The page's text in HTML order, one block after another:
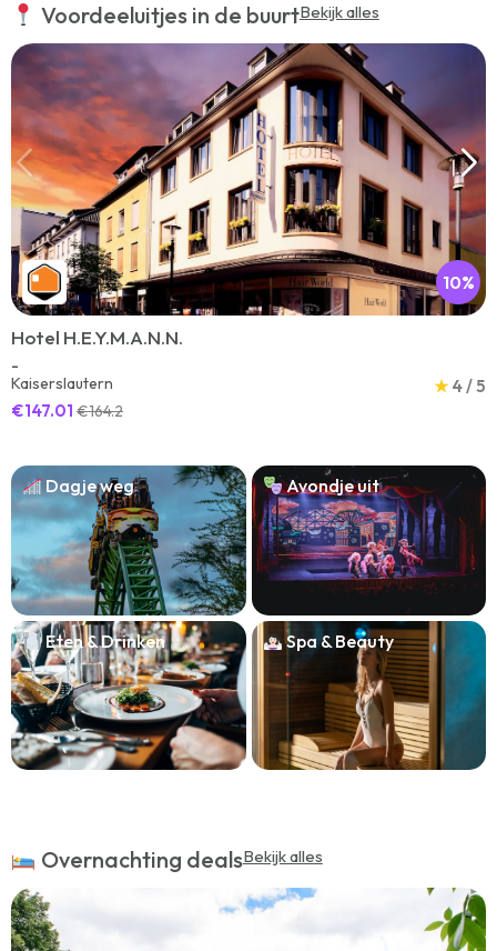
Voordeeluitjes in de buurtBekijk alles
10%
Hotel H.E.Y.M.A.N.N.
-
Kaiserslautern
★ 4 / 5
€147.01 €164.2
Dagje weg Avondje uit
Eten & Drinken Spa & Beauty
Overnachting dealsBekijk alles